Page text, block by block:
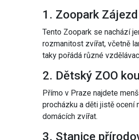
1. Zoopark Zájezd
Tento Zoopark se nachází
rozmanitost zvířat, včetně
taky pořádá různé
2. Dětský ZOO
Přímo v Praze najdete
procházku a děti jistě ocení
domácích zvířat.
3. Stanice